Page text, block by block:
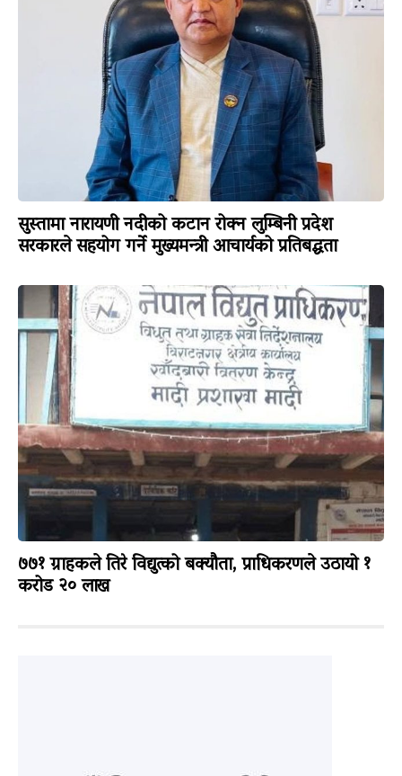
सुस्तामा नारायणी नदीको कटान रोक्न लुम्बिनी प्रदेश
सरकारले सहयोग गर्ने मुख्यमन्त्री आचार्यको प्रतिबद्धता
७७१ ग्राहकले तिरे विद्युत्को बक्यौता, प्राधिकरणले उठायो १
करोड २० लाख